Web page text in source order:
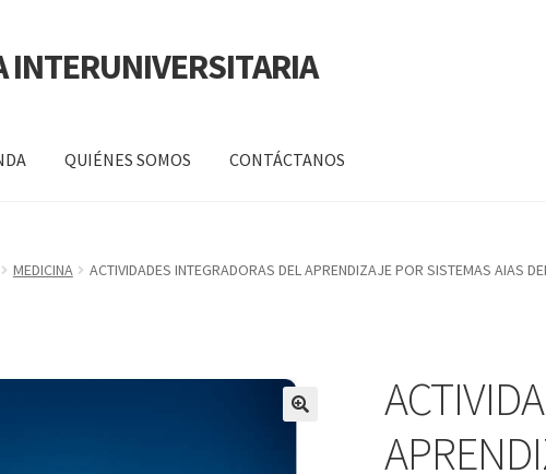
INTERUNIVERSITARIA
QUIÉNES SOMOS CONTÁCTANOS
MEDICINA ACTIVIDADES INTEGRADORAS DEL APRENDIZAJE POR SISTEMAS AIAS